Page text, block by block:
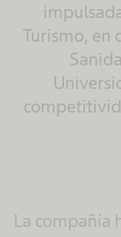
Turismo, en
La compañía